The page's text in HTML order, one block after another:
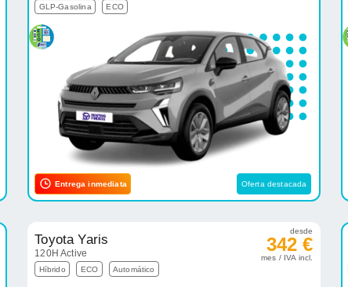
GLP-Gasolina ECO
Entrega inmediata Oferta destacada
Toyota Yaris
120H Active
Híbrido ECO Automático
desde
342 €
mes / IVA incl.